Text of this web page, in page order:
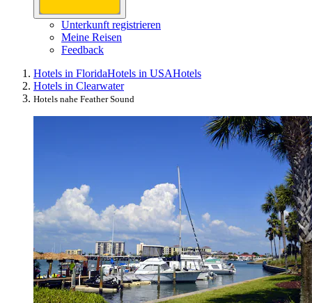
Unterkunft registrieren
Meine Reisen
Feedback
Hotels in FloridaHotels in USAHotels
Hotels in Clearwater
Hotels nahe Feather Sound